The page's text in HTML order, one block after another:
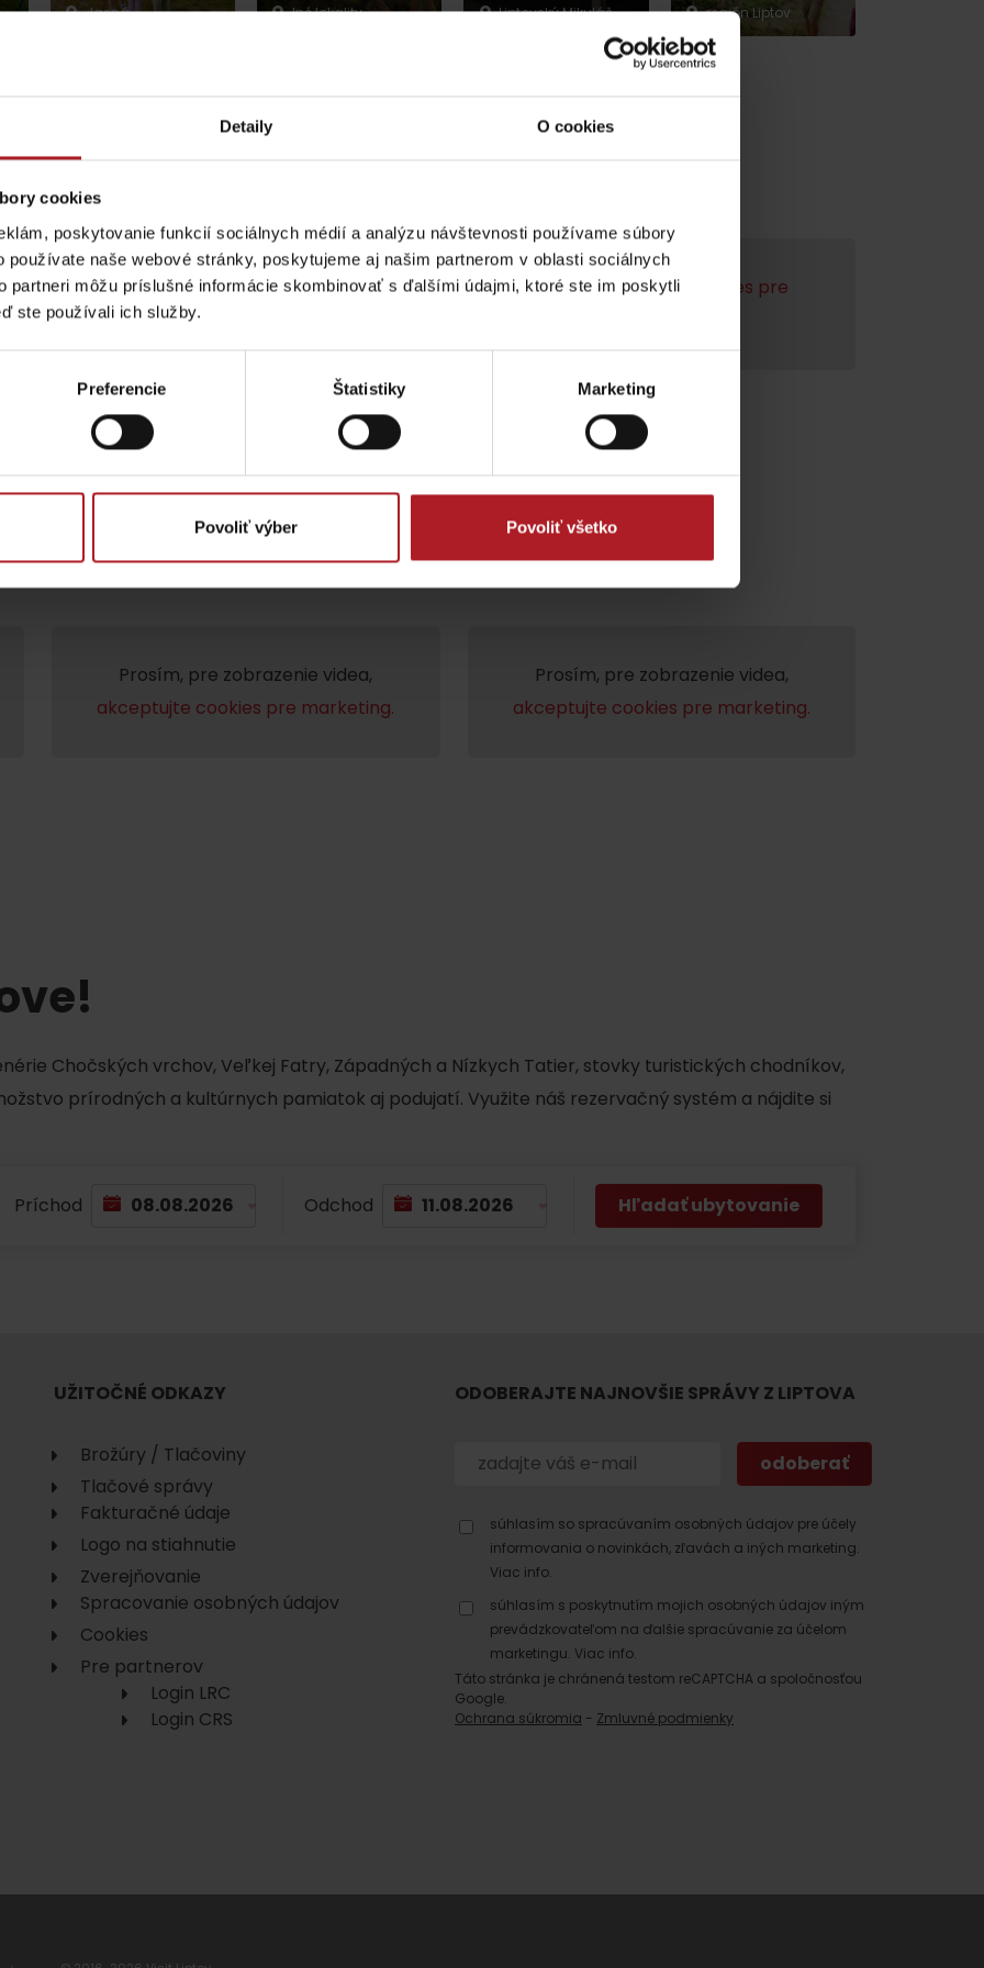
Detaily O cookies
cookies
poskytovanie funkcií sociálnych médií a analýzu návštevnosti používame súbory
používate naše webové stránky, poskytujeme aj našim partnerom v oblasti sociálnych
partneri môžu príslušné informácie skombinovať s ďalšími údajmi, ktoré ste im poskytli
ste používali ich služby.
Preferencie Štatistiky Marketing
Povoliť výber Povoliť všetko
zadarmo s Generali
No data found for this source.
podľa ročného obdobia
Liptovské tradície
No data found for this source. No data found for this source.
Jasná
Iné lokality
Liptovský Mikuláš
región Liptov
karte aj v našich Liptov News
cookies pre
Prosím, pre zobrazenie videa,akceptujte cookies pre
Prosím, pre zobrazenie videa,
akceptujte cookies pre marketing.
Prosím, pre zobrazenie videa,
akceptujte cookies pre marketing.
Chočských vrchov, Veľkej Fatry, Západných a Nízkych Tatier, stovky turistických chodníkov,
prírodných a kultúrnych pamiatok aj podujatí. Využite náš rezervačný systém a nájdite si
Príchod Odchod Hľadať ubytovanie
UŽITOČNÉ ODKAZY
Brožúry / Tlačoviny
Tlačové správy
Fakturačné údaje
Logo na stiahnutie
Zverejňovanie
Spracovanie osobných údajov
Cookies
Pre partnerov
Login LRC
Login CRS
ODOBERAJTE NAJNOVŠIE SPRÁVY Z LIPTOVA
súhlasím so spracúvaním osobných údajov pre účely
informovania o novinkách, zľavách a iných marketing.
Viac info.
súhlasím s poskytnutím mojich osobných údajov iným
prevádzkovateľom na ďalšie spracúvanie za účelom
marketingu. Viac info.
Táto stránka je chránená testom reCAPTCHA a spoločnosťou
Google.
Ochrana súkromia - Zmluvné podmienky